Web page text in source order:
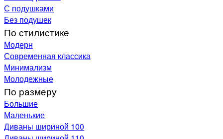
С подушками
Без подушек
По стилистике
Модерн
Современная классика
Минимализм
Молодежные
По размеру
Большие
Маленькие
Диваны шириной 100